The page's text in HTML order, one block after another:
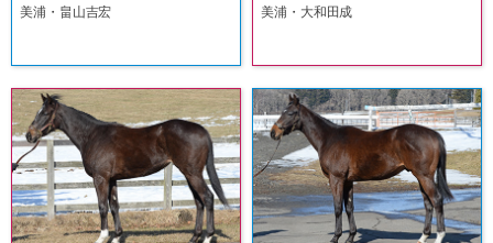
美浦・畠山吉宏
美浦・大和田成